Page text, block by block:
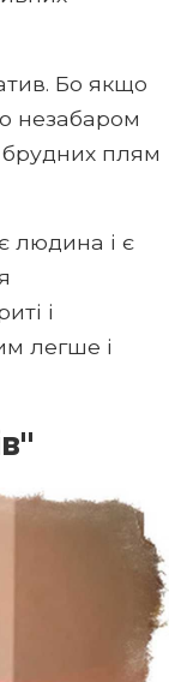
Бо якщо
незабаром
плям
людина і є
і
легше і